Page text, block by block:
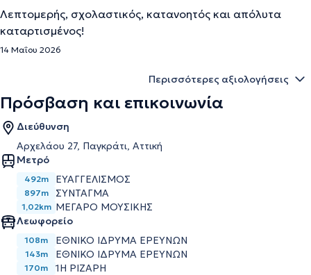
Λεπτομερής, σχολαστικός, κατανοητός και απόλυτα
καταρτισμένος!
14 Μαΐου 2026
Περισσότερες αξιολογήσεις
Πρόσβαση και επικοινωνία
Διεύθυνση
Αρχελάου 27, Παγκράτι, Αττική
Μετρό
492m ΕΥΑΓΓΕΛΙΣΜΟΣ
897m ΣΥΝΤΑΓΜΑ
1,02km ΜΕΓΑΡΟ ΜΟΥΣΙΚΗΣ
Λεωφορείο
108m ΕΘΝΙΚΟ ΙΔΡΥΜΑ ΕΡΕΥΝΩΝ
143m ΕΘΝΙΚΟ ΙΔΡΥΜΑ ΕΡΕΥΝΩΝ
170m
1Η ΡΙΖΑΡΗ